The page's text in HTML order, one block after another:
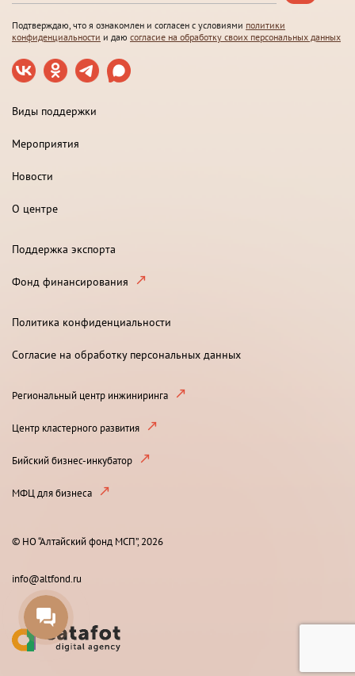
Подтверждаю, что я ознакомлен и согласен с условиями политики
конфиденциальности и даю согласие на обработку своих персональных данных
Виды поддержки
Мероприятия
Новости
О центре
Поддержка экспорта
Фонд финансирования
Политика конфиденциальности
Согласие на обработку персональных данных
Региональный центр инжиниринга
Центр кластерного развития
Бийский бизнес-инкубатор
МФЦ для бизнеса
© НО “Алтайский фонд МСП”, 2026
info@altfond.ru